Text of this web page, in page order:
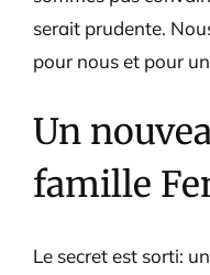
serait prudente.
pour nous et pour
Un
famille
Le secret est sorti: